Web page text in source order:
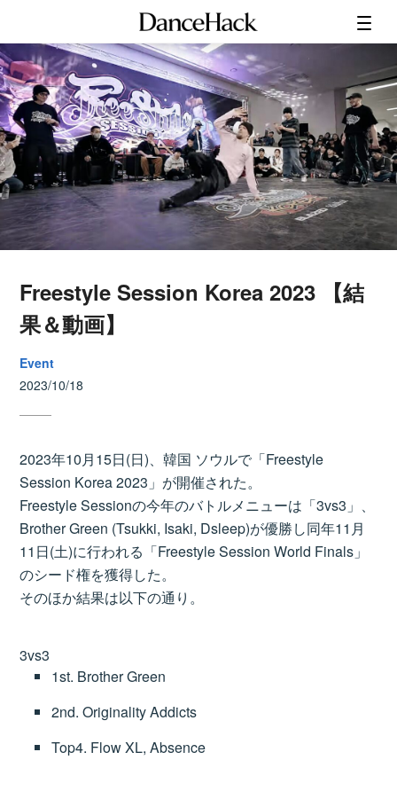
Freestyle Session Korea 2023 【結
果＆動画】
Event
2023/10/18
2023年10月15日(日)、韓国 ソウルで「Freestyle
Session Korea 2023」が開催された。
Freestyle Sessionの今年のバトルメニューは「3vs3」、
Brother Green (Tsukki, Isaki, Dsleep)が優勝し同年11月
11日(土)に行われる「Freestyle Session World Finals」
のシード権を獲得した。
そのほか結果は以下の通り。
3vs3
1st. Brother Green
2nd. Originality Addicts
Top4. Flow XL, Absence